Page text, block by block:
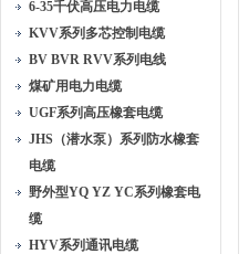
6-35千伏高压电力电缆
KVV系列多芯控制电缆
BV BVR RVV系列电线
煤矿用电力电缆
UGF系列高压橡套电缆
JHS（潜水泵）系列防水橡套
电缆
野外型YQ YZ YC系列橡套电
缆
HYV系列通讯电缆